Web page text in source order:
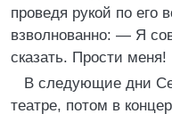
проведя рукой по его
взволнованно: — Я
сказать. Прости меня!
В следующие дни
театре, потом в